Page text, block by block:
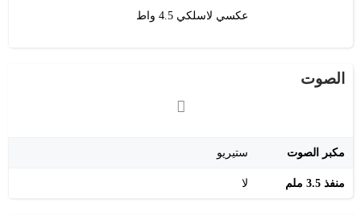
عكسي لاسلكي 4.5 واط
الصوت
مكبر الصوت ستيريو
منفذ 3.5 ملم لا